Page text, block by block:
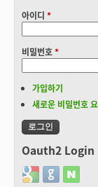
아이디 *
비밀번호*
가입하기
새로운 비밀번호
Oauth2 Login
Login with Google
Login with
Login